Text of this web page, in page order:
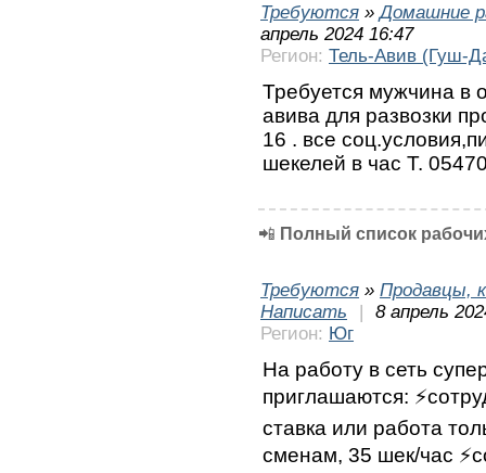
Требуются »Домашние
апрель 2024 16:47
Регион: Тель-Авив (Гуш-
Требуется мужчина в
авива для развозки
16 . все
шекелей в час Т.
📲 Полный список
Требуются » Продавцы,
Написать
|
8 апрель
Регион: Юг
На работу в сеть
приглашаются:
ставка или работа
сменам, 35 шек/час